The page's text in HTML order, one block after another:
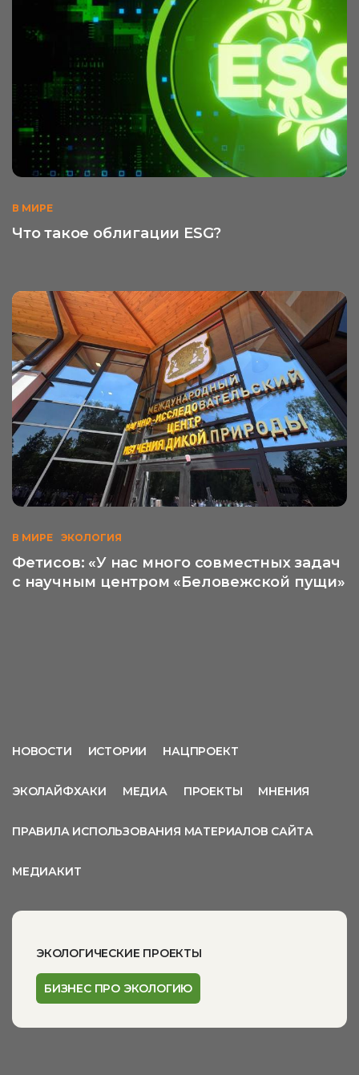
В МИРЕ
Что такое облигации ESG?
В МИРЕ ЭКОЛОГИЯ
Фетисов: «У нас много совместных задач
с научным центром «Беловежской пущи»
НОВОСТИ ИСТОРИИ НАЦПРОЕКТ
ЭКОЛАЙФХАКИ МЕДИА ПРОЕКТЫ МНЕНИЯ
ПРАВИЛА ИСПОЛЬЗОВАНИЯ МАТЕРИАЛОВ САЙТА
МЕДИАКИТ
ЭКОЛОГИЧЕСКИЕ ПРОЕКТЫ
БИЗНЕС ПРО ЭКОЛОГИЮ